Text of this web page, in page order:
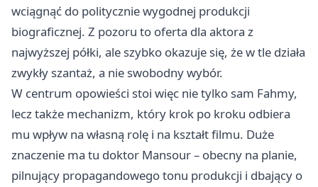
wciągnąć do politycznie wygodnej produkcji
biograficznej. Z pozoru to oferta dla aktora z
najwyższej półki, ale szybko okazuje się, że w tle działa
zwykły szantaż, a nie swobodny wybór.
W centrum opowieści stoi więc nie tylko sam Fahmy,
lecz także mechanizm, który krok po kroku odbiera
mu wpływ na własną rolę i na kształt filmu. Duże
znaczenie ma tu doktor Mansour – obecny na planie,
pilnujący propagandowego tonu produkcji i dbający o